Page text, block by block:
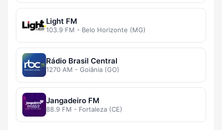
Light FM
103.9 FM - Belo Horizonte (MG)
Rádio Brasil Central
1270 AM - Goiânia (GO)
Jangadeiro FM
88.9 FM - Fortaleza (CE)